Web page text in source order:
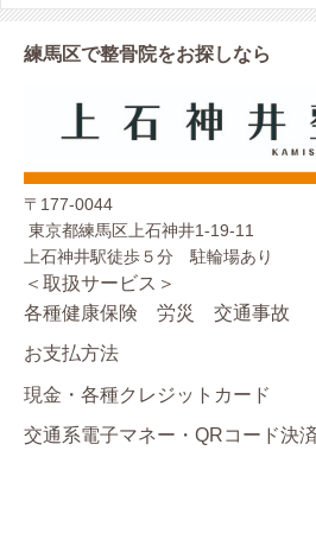
練馬区で整骨院をお探しなら
〒177-0044
東京都練馬区上石神井1-19-11
上石神井駅徒歩５分 駐輪場あり
＜取扱サービス＞
各種健康保険 労災 交通事故
お支払方法
現金・各種クレジットカード
交通系電子マネー・QRコード決